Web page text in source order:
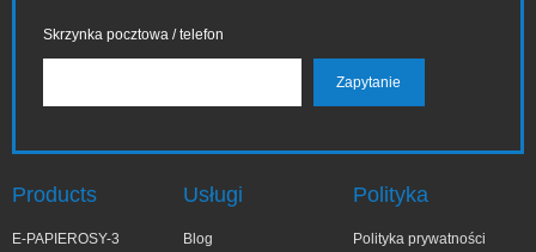
Skrzynka pocztowa / telefon
Products
E-PAPIEROSY-3
Usługi
Blog
Polityka
Polityka prywatności